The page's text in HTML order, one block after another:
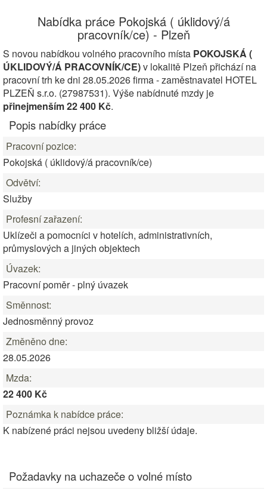
Nabídka práce Pokojská ( úklidový/á
pracovník/ce) - Plzeň
S novou nabídkou volného pracovního místa POKOJSKÁ (
ÚKLIDOVÝ/Á PRACOVNÍK/CE)v lokalitě Plzeň přichází na
pracovní trh ke dni 28.05.2026 firma - zaměstnavatel HOTEL
PLZEŇ s.r.o. (27987531). Výše nabídnuté mzdy je
přinejmenším 22 400 Kč.
Popis nabídky práce
Pracovní pozice:
Pokojská ( úklidový/á pracovník/ce)
Odvětví:
Služby
Profesní zařazení:
Uklízeči a pomocníci v hotelích, administrativních,
průmyslových a jiných objektech
Úvazek:
Pracovní poměr - plný úvazek
Směnnost:
Jednosměnný provoz
Změněno dne:
28.05.2026
Mzda:
22 400 Kč
Poznámka k nabídce práce:
K nabízené práci nejsou uvedeny bližší údaje.
Požadavky na uchazeče o volné místo